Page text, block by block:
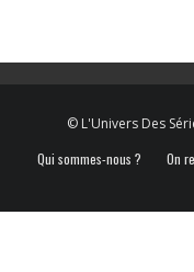
© L'Univers Des
Qui sommes-nous ?
On